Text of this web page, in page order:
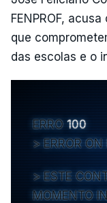
FENPROF,
que
das escolas e o
ERRO 100
ERROR
ESTE
MOMENTO